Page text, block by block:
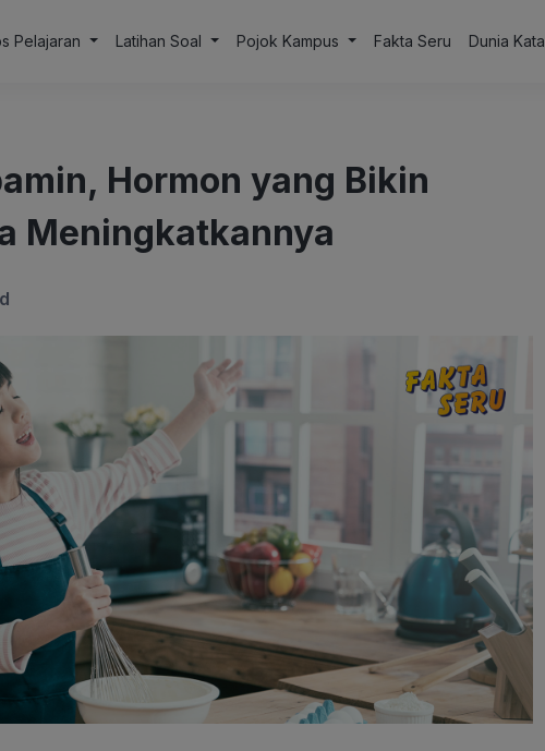
Pelajaran Latihan Soal Pojok Kampus Fakta Seru Dunia Kata
Hormon yang Bikin
Meningkatkannya